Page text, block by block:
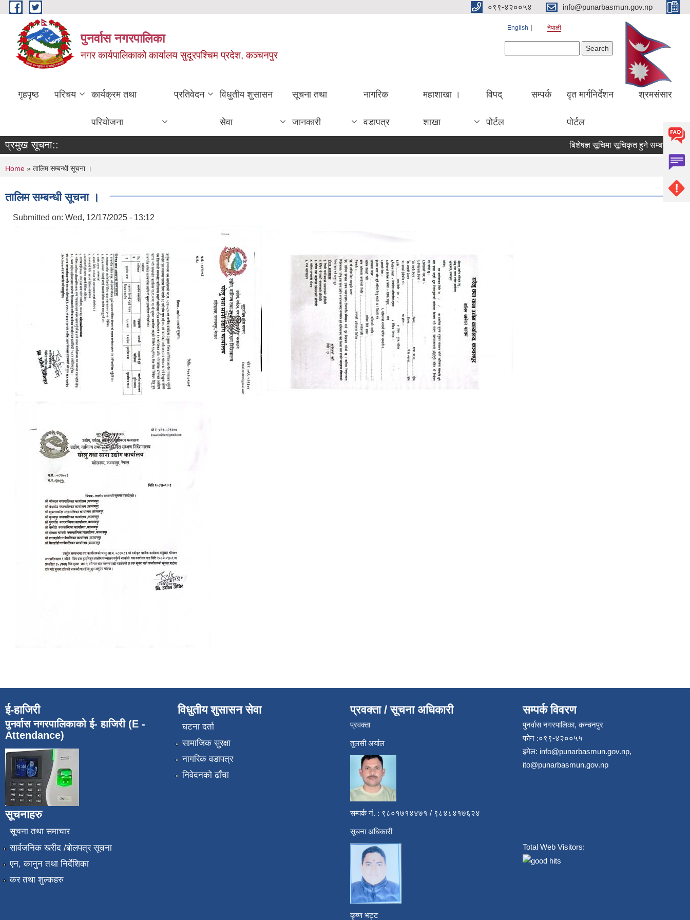
Skip to main content ०९९-४२००५४ info@punarbasmun.gov.np
पुनर्वास नगरपालिका
नगर कार्यपालिकाको कार्यालय सुदूरपश्चिम प्रदेश, कञ्चनपुर
English नेपाली
गृहपृष्ठ परिचय कार्यक्रम तथा
परियोजना
प्रतिवेदन विधुतीय शुसासन
सेवा
सूचना तथा
जानकारी
नागरिक
वडापत्र
महाशाखा ।
शाखा
विपद्
पोर्टल
सम्पर्क वृत मार्गनिर्देशन
पोर्टल
श्रमसंसार
प्रमुख सूचना:: बिशेषज्ञ सूचिमा सूचिकृत हुने सम्बन्धमा ।
You are here
Home » तालिम सम्बन्धी सूचना ।
तालिम सम्बन्धी सूचना ।
Submitted on: Wed, 12/17/2025 - 13:12
ई-हाजिरी
पुनर्वास नगरपालिकाको ई- हाजिरी (E -
Attendance)
सूचनाहरु
सूचना तथा समाचार
सार्वजनिक खरीद /बोलपत्र सूचना
एन, कानुन तथा निर्देशिका
कर तथा शुल्कहरु
विधुतीय शुसासन सेवा
घटना दर्ता
सामाजिक सुरक्षा
नागरिक वडापत्र
निवेदनको ढाँचा
प्रवक्ता / सूचना अधिकारी
प्रवक्ता
तुलसी अर्याल
सम्पर्क नं. : ९८०१७१४४७१ / ९८४८४१७६२४
सूचना अधिकारी
कृष्ण भट्ट
सम्पर्क विवरण
पुनर्वास नगरपालिका, कन्चनपुर
फोन :०९९-४२००५५
इमेल: info@punarbasmun.gov.np,
ito@punarbasmun.gov.np
Total Web Visitors: